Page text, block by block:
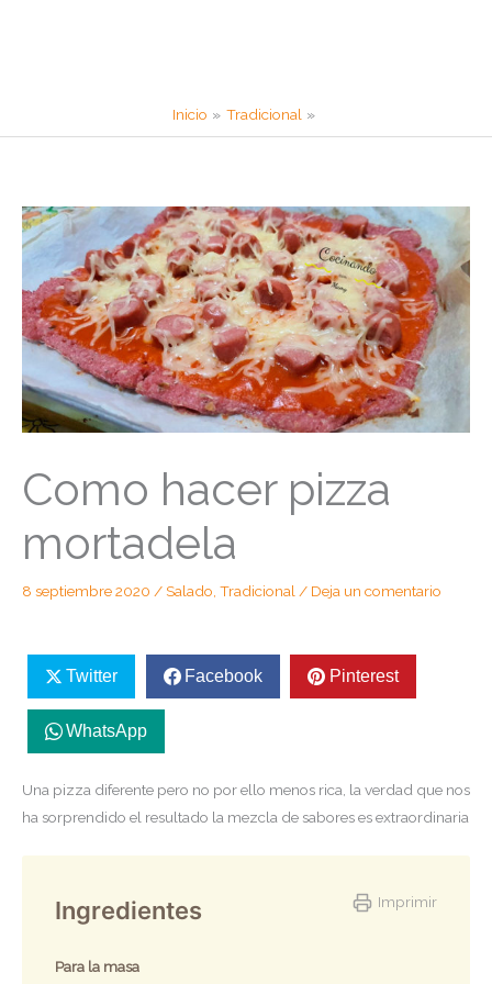
Inicio Tradicional
Como hacer pizza
mortadela
8 septiembre 2020 /Salado Tradicional / Deja un comentario
Twitter Facebook Pinterest
WhatsApp
Una pizza diferente pero no por ello menos rica, la verdad que nos
ha sorprendido el resultado la mezcla de sabores es extraordinaria
Imprimir
Ingredientes
Para la masa